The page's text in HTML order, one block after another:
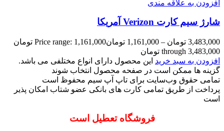
افزودن به علاقه مندی
شارژ سیم کارت Verizon آمریکا
3,483,000 تومان –
1,161,000 تومان
Price range: 1,161,000 تومان
through 3,483,000 تومان
افزودن به سبد خرید این محصول دارای انواع مختلفی می باشد.
گزینه ها ممکن است در صفحه محصول انتخاب شوند
تمامی حقوق وب‌سایت برای تاپ آپ سیم محفوظ است
پرداخت از طریق تمامی کارت های بانکی عضو شتاب امکان پذیر
است
فروشگاه تعطیل است